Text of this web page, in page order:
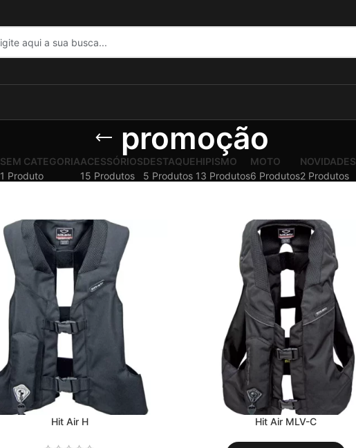
promoção
SEM CATEGORIA
1 Produto
ACESSÓRIOS
15 Produtos
DESTAQUE
5 Produtos
HIPISMO
13 Produtos
MOTO
6 Produtos
NOVIDADES
2 Produtos
Hit Air H Hit Air MLV-C